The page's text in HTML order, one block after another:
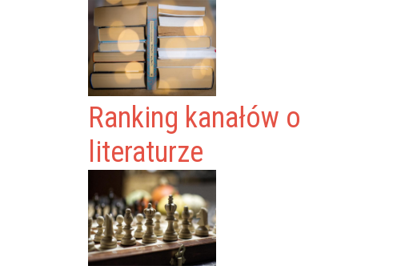
Ranking kanałów o
literaturze